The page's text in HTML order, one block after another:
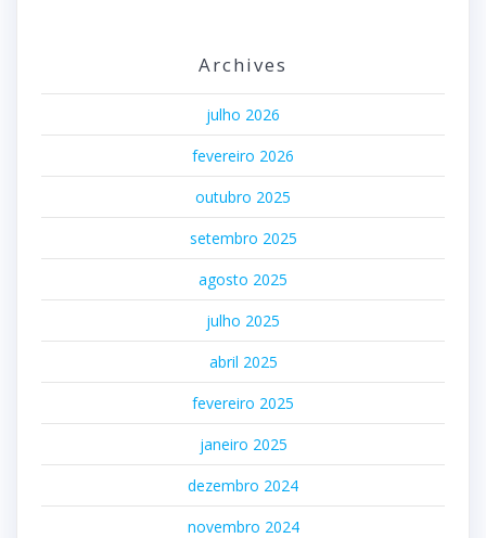
Archives
julho 2026
fevereiro 2026
outubro 2025
setembro 2025
agosto 2025
julho 2025
abril 2025
fevereiro 2025
janeiro 2025
dezembro 2024
novembro 2024